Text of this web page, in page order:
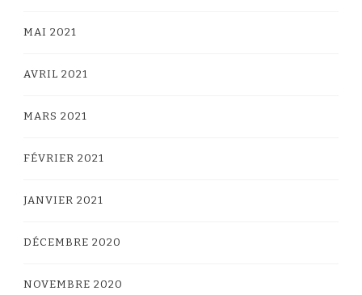
MAI 2021
AVRIL 2021
MARS 2021
FÉVRIER 2021
JANVIER 2021
DÉCEMBRE 2020
NOVEMBRE 2020